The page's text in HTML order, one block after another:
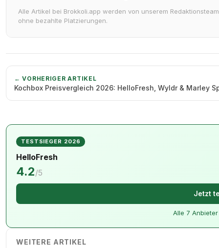
Alle Artikel bei Brokkoli.app werden von unserem
ohne bezahlte Platzierungen.
← VORHERIGER ARTIKEL
Kochbox Preisvergleich 2026: HelloFresh, Wyldr & Marley
TESTSIEGER 2026
HelloFresh
4.2/5
Jetzt
Alle 7
WEITERE ARTIKEL